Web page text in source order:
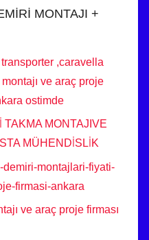
MONTAJI +
,caravella
ve araç proje
ostimde
MONTAJIVE
MÜHENDİSLİK
montajlari-fiyati-
firmasi-ankara
ve araç proje firması